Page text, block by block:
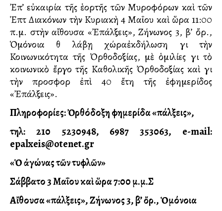
Ἐπ’ εὐκαιρία τῆς ἑορτῆς τῶν Μυροφόρων καὶ τῶν
Ἑπτὰ Διακόνων τὴν Κυριακὴ 4 Μαΐου καὶ ὥρα 11:00
π.μ. στὴν αἴθουσα «Ἐπάλξεις», Ζήνωνος 3, β’ ὄρ.,
Ὁμόνοια θὰ λάβῃ χώραἐκδήλωση γιὰ τὴν
Κοινωνικότητα τῆς Ὀρθοδοξίας, μὲ ὁμιλίες γιὰ τὸ
κοινωνικὸ ἔργο τῆς Καθολικῆς Ὀρθοδοξίας καὶ γιὰ
τὴν προσφορὰ ἐπὶ 40 ἔτη τῆς ἐφημερίδος
«Ἐπάλξεις».
Πληροφορίες: Ὀρθόδοξη Ἐφημερίδα «Ἐπάλξεις»,
τηλ: 210 5230948, 6987 353063, e-mail:
epalxeis@otenet.gr
«Ὁ ἀγώνας τῶν τυφλῶν»
Σάββατο 3 Μαΐου καὶ ὥρα 7:00 μ.μ.Σ
Αἴθουσα «Ἐπάλξεις», Ζήνωνος 3, β’ ὄρ., Ὁμόνοια